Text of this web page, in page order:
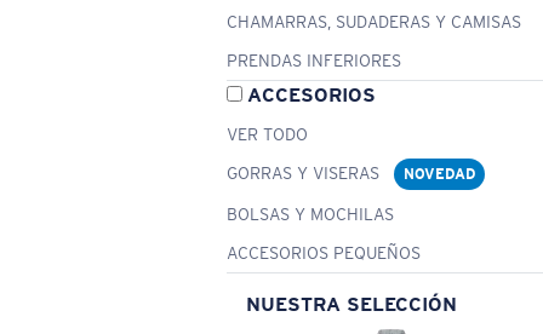
CHAMARRAS, SUDADERAS Y CAMISAS
PRENDAS INFERIORES
ACCESORIOS
VER TODO
GORRAS Y VISERAS
NOVEDAD
BOLSAS Y MOCHILAS
ACCESORIOS PEQUEÑOS
NUESTRA SELECCIÓN